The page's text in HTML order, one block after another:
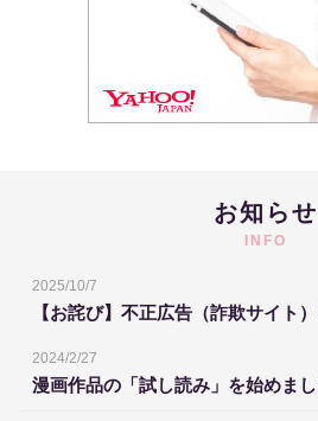
お知らせ
INFO
2025/10/7
【お詫び】不正広告（詐欺サイト
2024/2/27
漫画作品の「試し読み」を始めま